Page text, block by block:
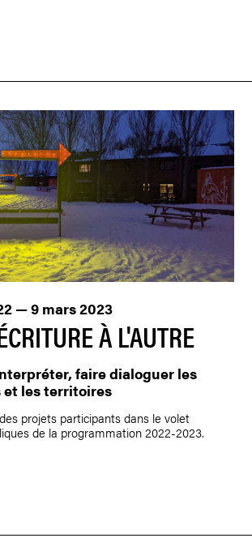
À L'AUTRE
— 9 mars 2023
faire dialoguer les
et les territoires
projets participants dans le volet
de la programmation 2022-2023.